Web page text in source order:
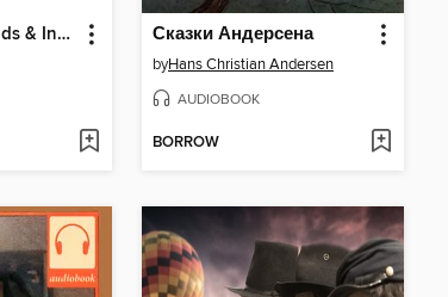
How to Win Friends & Influence People Сказки Андерсена
byHans Christian Andersen
AUDIOBOOK
BORROW